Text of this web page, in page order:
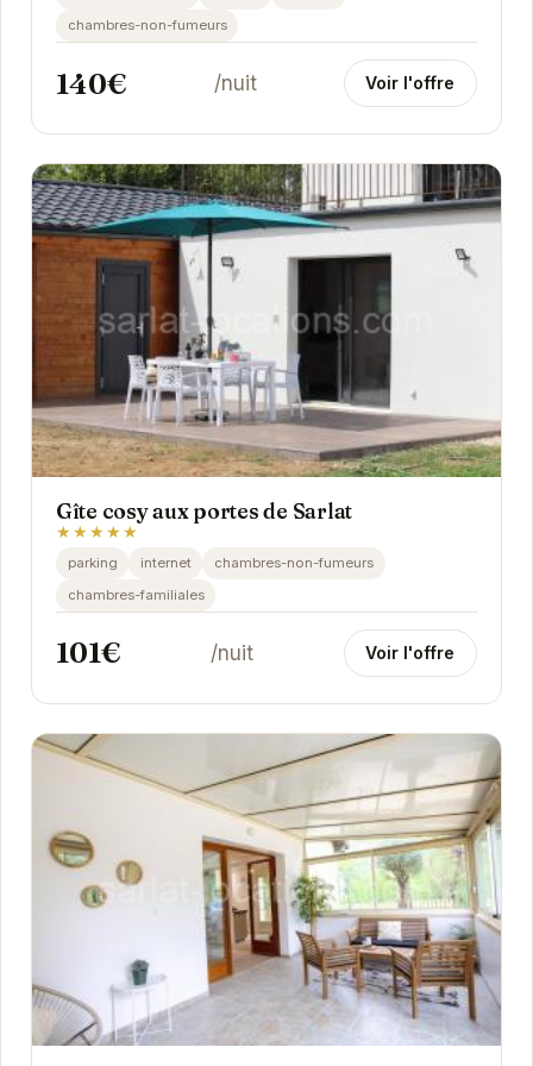
chambres-non-fumeurs
140€ /nuit Voir l'offre
Gîte cosy aux portes de Sarlat
★★★★★
parking internet
chambres-non-fumeurs
chambres-familiales
101€ /nuit Voir l'offre